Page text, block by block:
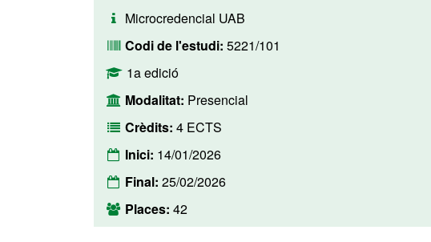
Microcredencial UAB
Codi de l'estudi: 5221/101
1a edició
Modalitat: Presencial
Crèdits: 4 ECTS
Inici: 14/01/2026
Final: 25/02/2026
Places: 42